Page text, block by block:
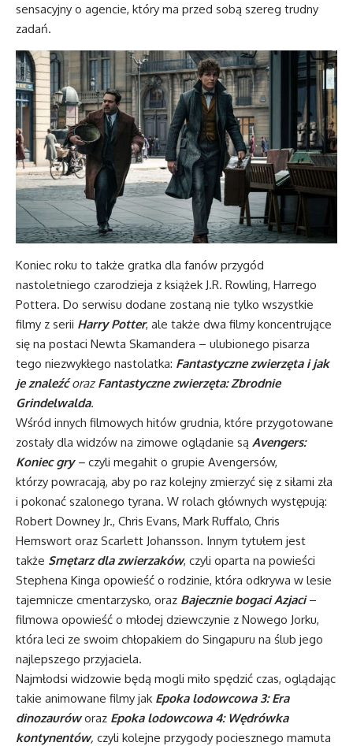
sensacyjny o agencie, który ma przed sobą szereg trudny
zadań.
Koniec roku to także gratka dla fanów przygód
nastoletniego czarodzieja z książek J.R. Rowling, Harrego
Pottera. Do serwisu dodane zostaną nie tylko wszystkie
filmy z serii Harry Potter, ale także dwa filmy koncentrujące
się na postaci Newta Skamandera – ulubionego pisarza
tego niezwykłego nastolatka: Fantastyczne zwierzęta i jak
je znaleźćoraz Fantastyczne zwierzęta: Zbrodnie
Grindelwalda.
Wśród innych filmowych hitów grudnia, które przygotowane
zostały dla widzów na zimowe oglądanie są Avengers:
Koniec gry– czyli megahit o grupie Avengersów,
którzy powracają, aby po raz kolejny zmierzyć się z siłami zła
i pokonać szalonego tyrana. W rolach głównych występują:
Robert Downey Jr., Chris Evans, Mark Ruffalo, Chris
Hemswort oraz Scarlett Johansson. Innym tytułem jest
także Smętarz dla zwierzaków, czyli oparta na powieści
Stephena Kinga opowieść o rodzinie, która odkrywa w lesie
tajemnicze cmentarzysko, oraz Bajecznie bogaci Azjaci–
filmowa opowieść o młodej dziewczynie z Nowego Jorku,
która leci ze swoim chłopakiem do Singapuru na ślub jego
najlepszego przyjaciela.
Najmłodsi widzowie będą mogli miło spędzić czas, oglądając
takie animowane filmy jak Epoka lodowcowa 3: Era
dinozauróworaz Epoka lodowcowa 4: Wędrówka
kontynentów, czyli kolejne przygody pociesznego mamuta